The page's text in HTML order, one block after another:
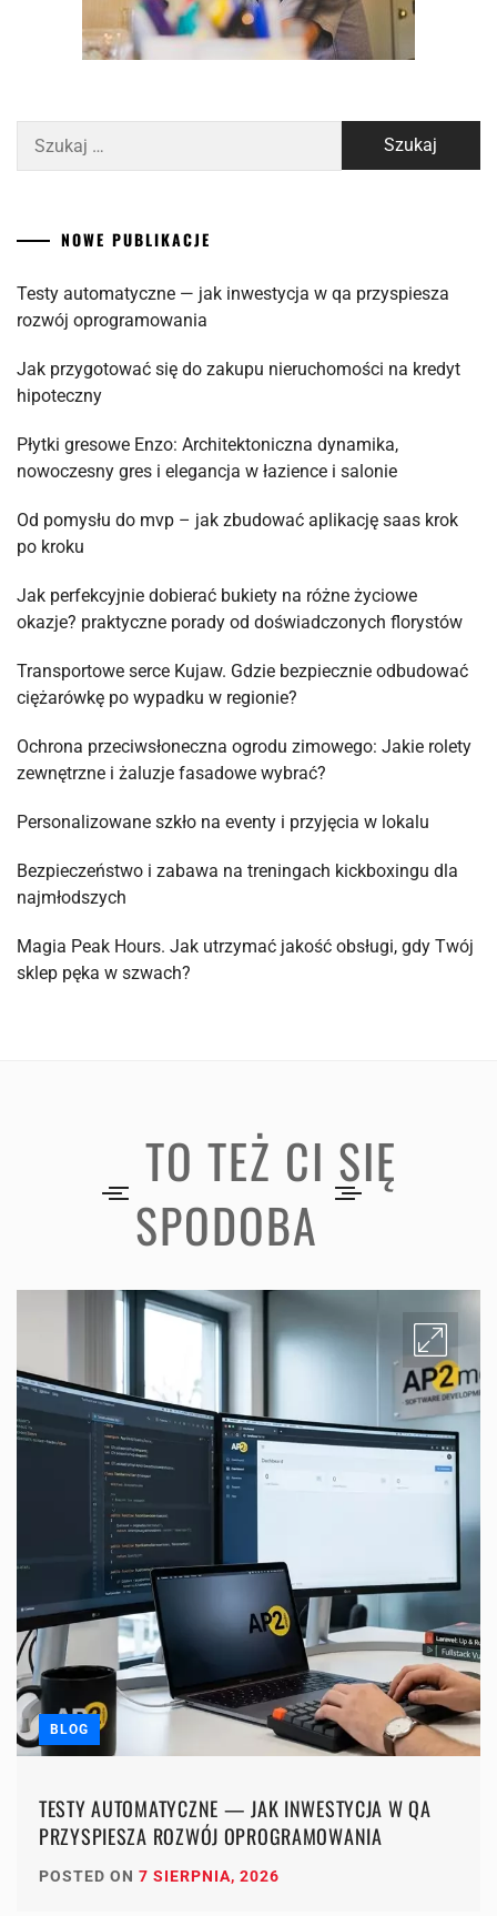
NOWE PUBLIKACJE
Testy automatyczne — jak inwestycja w qa przyspiesza
rozwój oprogramowania
Jak przygotować się do zakupu nieruchomości na kredyt
hipoteczny
Płytki gresowe Enzo: Architektoniczna dynamika,
nowoczesny gres i elegancja w łazience i salonie
Od pomysłu do mvp – jak zbudować aplikację saas krok
po kroku
Jak perfekcyjnie dobierać bukiety na różne życiowe
okazje? praktyczne porady od doświadczonych florystów
Transportowe serce Kujaw. Gdzie bezpiecznie odbudować
ciężarówkę po wypadku w regionie?
Ochrona przeciwsłoneczna ogrodu zimowego: Jakie rolety
zewnętrzne i żaluzje fasadowe wybrać?
Personalizowane szkło na eventy i przyjęcia w lokalu
Bezpieczeństwo i zabawa na treningach kickboxingu dla
najmłodszych
Magia Peak Hours. Jak utrzymać jakość obsługi, gdy Twój
sklep pęka w szwach?
TO TEŻ CI SIĘ
SPODOBA
BLOG
TESTY AUTOMATYCZNE — JAK INWESTYCJA W QA
PRZYSPIESZA ROZWÓJ OPROGRAMOWANIA
POSTED ON 7 SIERPNIA, 2026